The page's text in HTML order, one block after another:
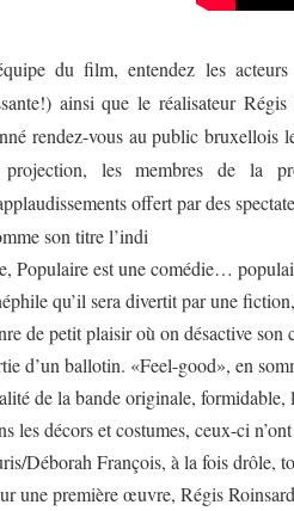
du film, entendez les
ainsi que le réalisateur
rendez-vous au public bruxellois
les membres de la
offert par des
son titre l’indi
Populaire est une comédie…
qu’il sera divertit par une
de petit plaisir où on désactive
d’un ballotin. «Feel-good», en
de la bande originale,
les décors et costumes, ceux-ci
Déborah François, à la fois drôle,
une première œuvre, Régis